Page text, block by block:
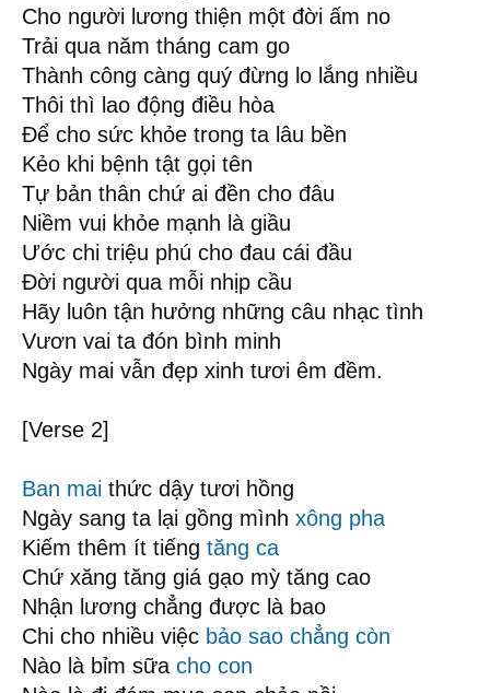
Cho người lương thiện một đời ấm no
Trải qua năm tháng cam go
Thành công càng quý đừng lo lắng nhiều
Thôi thì lao động điều hòa
Để cho sức khỏe trong ta lâu bền
Kẻo khi bệnh tật gọi tên
Tự bản thân chứ ai đền cho đâu
Niềm vui khỏe mạnh là giầu
Ước chi triệu phú cho đau cái đầu
Đời người qua mỗi nhịp cầu
Hãy luôn tận hưởng những câu nhạc tình
Vươn vai ta đón bình minh
Ngày mai vẫn đẹp xinh tươi êm đềm.
[Verse 2]
Ban mai thức dậy tươi hồng
Ngày sang ta lại gồng mình xông pha
Kiếm thêm ít tiếng tăng ca
Chứ xăng tăng giá gạo mỳ tăng cao
Nhận lương chẳng được là bao
Chi cho nhiều việc bảo sao chẳng còn
Nào là bỉm sữa cho con